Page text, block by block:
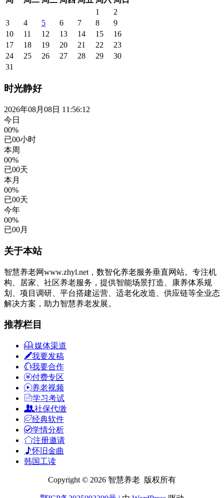
1
2
3
4 5 6 7 8
9
10
11 12 13 14 15
16
17
18 19 20 21 22
23
24
25 26 27 28 29
30
31
时光静好
2026年08月08日 11:56:12
今日
00%
已00小时
本周
00%
已00天
本月
00%
已00天
今年
00%
已00月
关于本站
智慧养老网www.zhyl.net，数智化养老服务垂直网站。专注机
构、居家、社区养老服务，提供智能场景打造、康养体系规
划、项目调研、平台搭建运营、适老化改造、供应链等全业态
解决方案，助力智慧养老发展。
推荐栏目
媒体渠道
我要发稿
我要合作
付费专区
养老视频
学习考试
社保代缴
经典软件
学情分析
注册邀请
怀旧金曲
韩国工读
Copyright © 2026 智慧养老 版权所有